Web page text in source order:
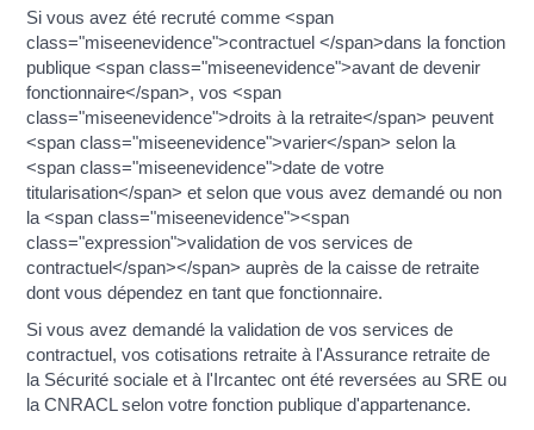
Si vous avez été recruté comme <span
class="miseenevidence">contractuel </span>dans la fonction
publique <span class="miseenevidence">avant de devenir
fonctionnaire</span>, vos <span
class="miseenevidence">droits à la retraite</span> peuvent
<span class="miseenevidence">varier</span> selon la
<span class="miseenevidence">date de votre
titularisation</span> et selon que vous avez demandé ou non
la <span class="miseenevidence"><span
class="expression">validation de vos services de
contractuel</span></span> auprès de la caisse de retraite
dont vous dépendez en tant que fonctionnaire.
Si vous avez demandé la validation de vos services de
contractuel, vos cotisations retraite à l'Assurance retraite de
la Sécurité sociale et à l'Ircantec ont été reversées au SRE ou
la CNRACL selon votre fonction publique d'appartenance.